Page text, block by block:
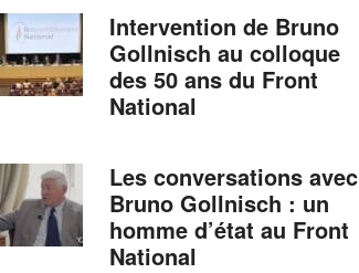
Intervention de Bruno
Gollnisch au colloque
des 50 ans du Front
National
Les conversations avec
Bruno Gollnisch : un
homme d’état au Front
National